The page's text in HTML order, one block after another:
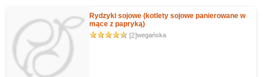
Rydzyki sojowe (kotlety sojowe panierowane w
mące z papryką)
[2]wegańska